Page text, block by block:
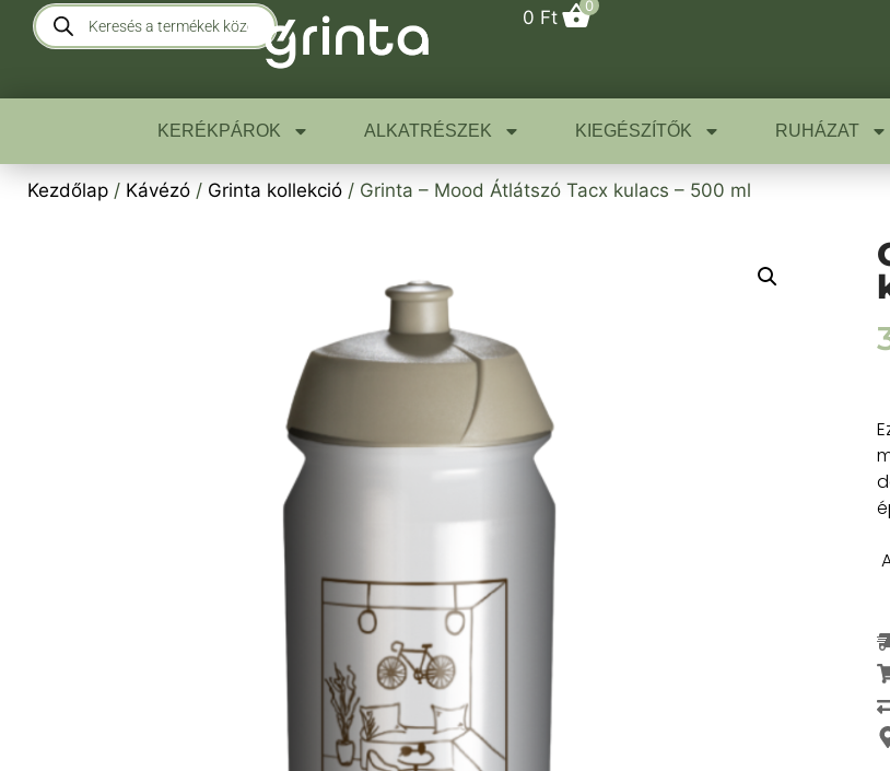
0 Ft
0
KERÉKPÁROK ALKATRÉSZEK KIEGÉSZÍTŐK RUHÁZAT
Kezdőlap / Kávézó / Grinta kollekció / Grinta – Mood Átlátszó Tacx kulacs – 500 ml